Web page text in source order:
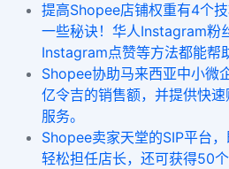
提高Shopee店铺权重有4个
一些秘诀！华人Instagram粉
Instagram点赞等方法都能帮
Shopee协助马来西亚中小微
亿令吉的销售额，并提供快
服务。
Shopee卖家天堂的SIP平台
轻松担任店长，还可获得50